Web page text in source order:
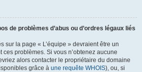
de problèmes d’abus ou d’ordres légaux liés
sur la page « L’équipe » devraient être un
problèmes. Si vous n’obtenez aucune
alors contacter le propriétaire du domaine
grâce à une requête WHOIS), ou, si